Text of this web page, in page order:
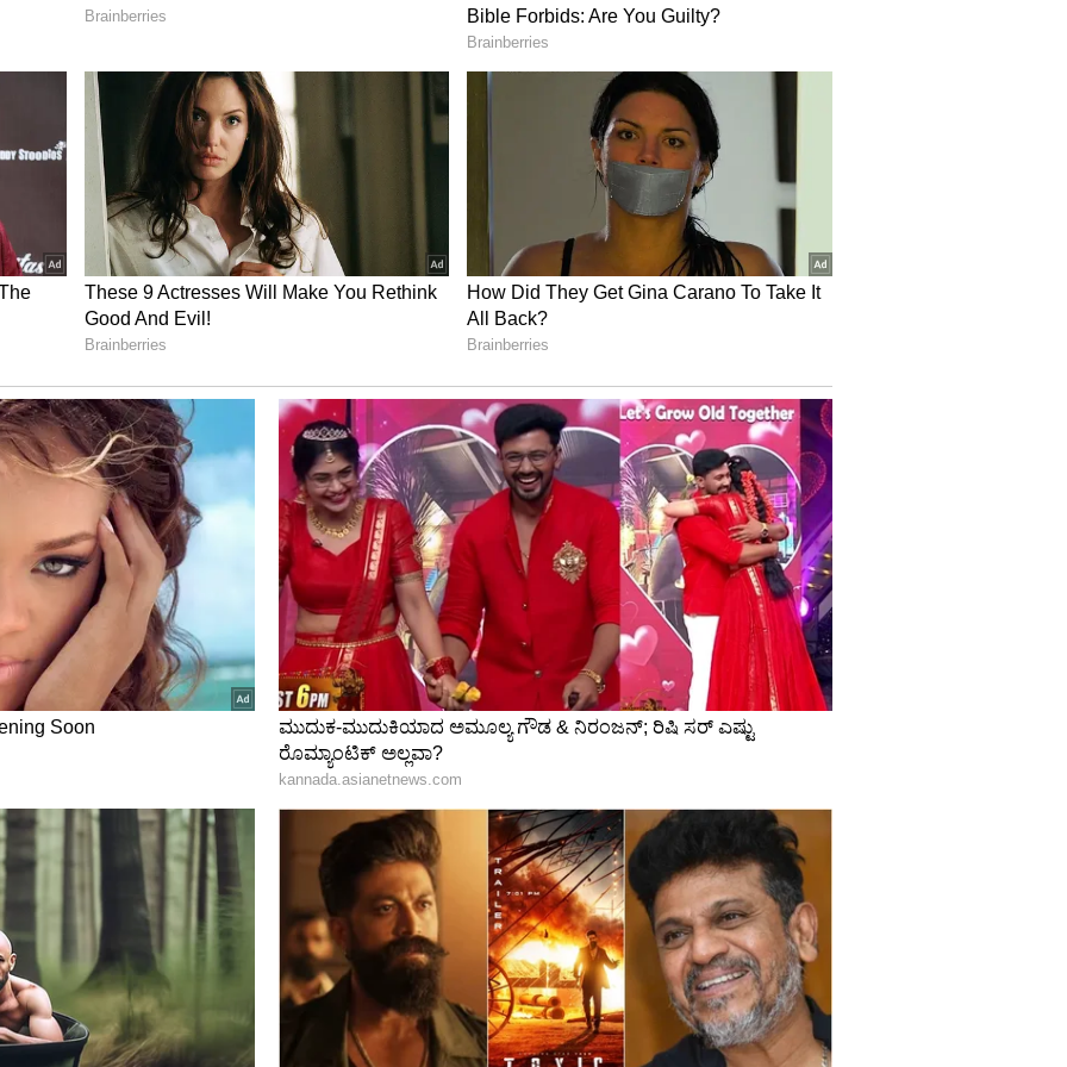
ಪ್ರಗತಿಯನ್ನು ತರಬಹುದು. ನ್ಯಾಯಾಲಯದ ಪ್ರಕರಣಗಳಿಂದ
ಪ್ರಕರಣದಲ್ಲಿ ಅನುಕೂಲಕರ ತೀರ್ಪು ನಿಮಗೆ ಮನಸ್ಸಿಗೆ ನೆಮ್ಮದಿ
ಹೊಸ ಅವಕಾಶಗಳು ಸಿಗುತ್ತವೆ. ವ್ಯವಹಾರದಲ್ಲಿ
ಯೋಜನೆಗಳು ಮತ್ತೆ ಆರಂಭವಾಗಬಹುದು. ನಿಮ್ಮ ವೈವಾಹಿಕ
ಸಂಪೂರ್ಣ ಬೆಂಬಲ ಸಿಗುತ್ತದೆ. ಕುಟುಂಬದೊಳಗಿನ ತಪ್ಪು
ಮನಸ್ಸು ಸಂತೋಷವಾಗಿರುತ್ತದೆ.